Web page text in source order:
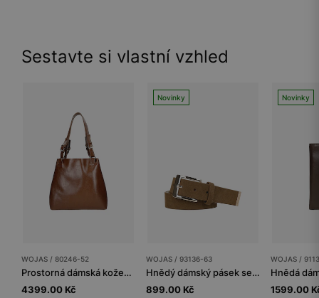
Sestavte si vlastní vzhled
WOJAS / 80246-52
Prostorná dámská kožená kabelka v hnědé barvě
4399.00 Kč
Novinky
WOJAS / 93136-63
Hnědý dámský pásek se zlatou přezkou
899.00 Kč
Novinky
WOJAS /
1599.00